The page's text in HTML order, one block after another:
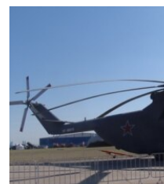
检
索
中东
欧洲
非洲
美洲
人权·法律·宗教
科教·文娱·体健
军事
劳工
热点专题
白宫要闻
国会报道
美中关系
VOA视频
VOA今日焦点
中文广播